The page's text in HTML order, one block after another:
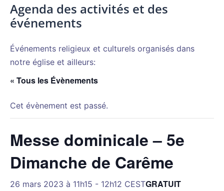
Agenda des activités et des
événements
Événements religieux et culturels organisés dans
notre église et ailleurs:
« Tous les Évènements
Cet évènement est passé.
Messe dominicale – 5e
Dimanche de Carême
26 mars 2023 à 11h15 - 12h12 CESTGRATUIT